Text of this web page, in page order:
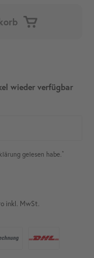
wieder verfügbar
gelesen habe. *
inkl. MwSt.